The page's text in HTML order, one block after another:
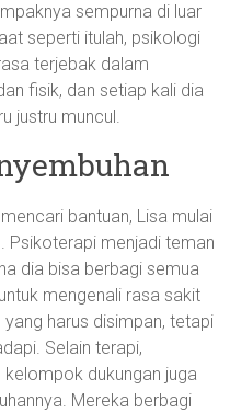
sempurna di luar
seperti itulah, psikologi
terjebak dalam
fisik, dan setiap kali dia
justru muncul.
bantuan, Lisa mulai
Psikoterapi menjadi teman
dia bisa berbagi semua
mengenali rasa sakit
harus disimpan, tetapi
Selain terapi,
dukungan juga
Mereka berbagi